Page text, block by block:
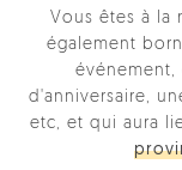
Vous êtes à la
également
d'anniversaire,
etc, et qui aura